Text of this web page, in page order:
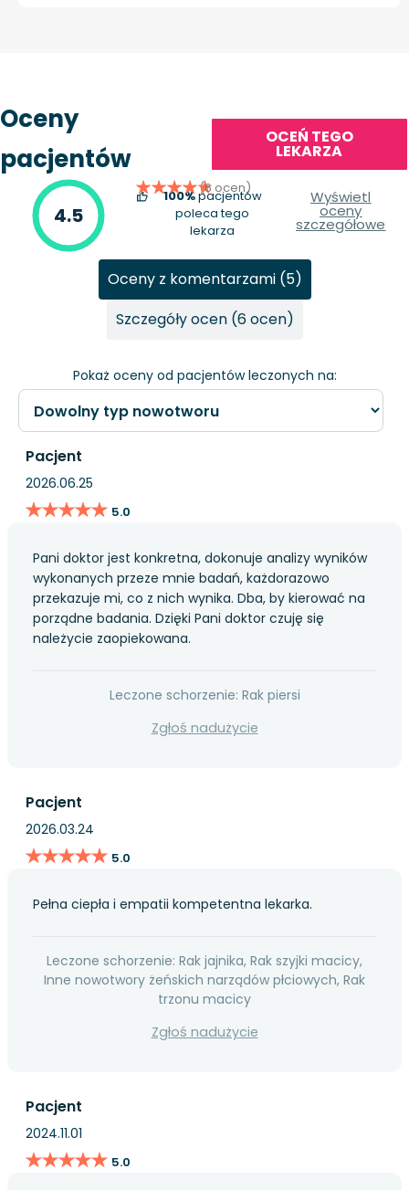
Oceny
pacjentów
OCEŃ TEGO
LEKARZA
4.5
(6 ocen)
100%pacjentów
poleca tego
lekarza
Wyświetl
oceny
szczegółowe
Pokaż oceny od pacjentów leczonych na:
Oceny z komentarzami (5)
Szczegóły ocen (6 ocen)
Pacjent
2026.06.25
★★★★★
★★★★★ 5.0
Pani doktor jest konkretna, dokonuje analizy wyników
wykonanych przeze mnie badań, każdorazowo
przekazuje mi, co z nich wynika. Dba, by kierować na
porządne badania. Dzięki Pani doktor czuję się
należycie zaopiekowana.
Leczone schorzenie: Rak piersi
Zgłoś nadużycie
Pacjent
2026.03.24
★★★★★
★★★★★ 5.0
Pełna ciepła i empatii kompetentna lekarka.
Leczone schorzenie: Rak jajnika, Rak szyjki macicy,
Inne nowotwory żeńskich narządów płciowych, Rak
trzonu macicy
Zgłoś nadużycie
Pacjent
2024.11.01
★★★★★
★★★★★ 5.0